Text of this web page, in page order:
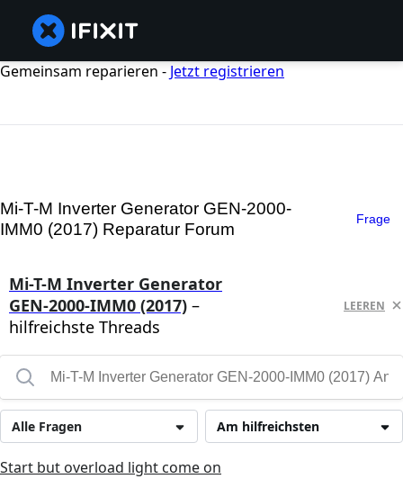
Gemeinsam reparieren - Jetzt registrieren
Mi-T-M Inverter Generator GEN-2000-
IMM0 (2017) Reparatur Forum
Frage
Mi-T-M Inverter Generator
GEN-2000-IMM0 (2017) –
hilfreichste Threads
LEEREN
Am hilfreichsten
Alle Fragen
Start but overload light come on